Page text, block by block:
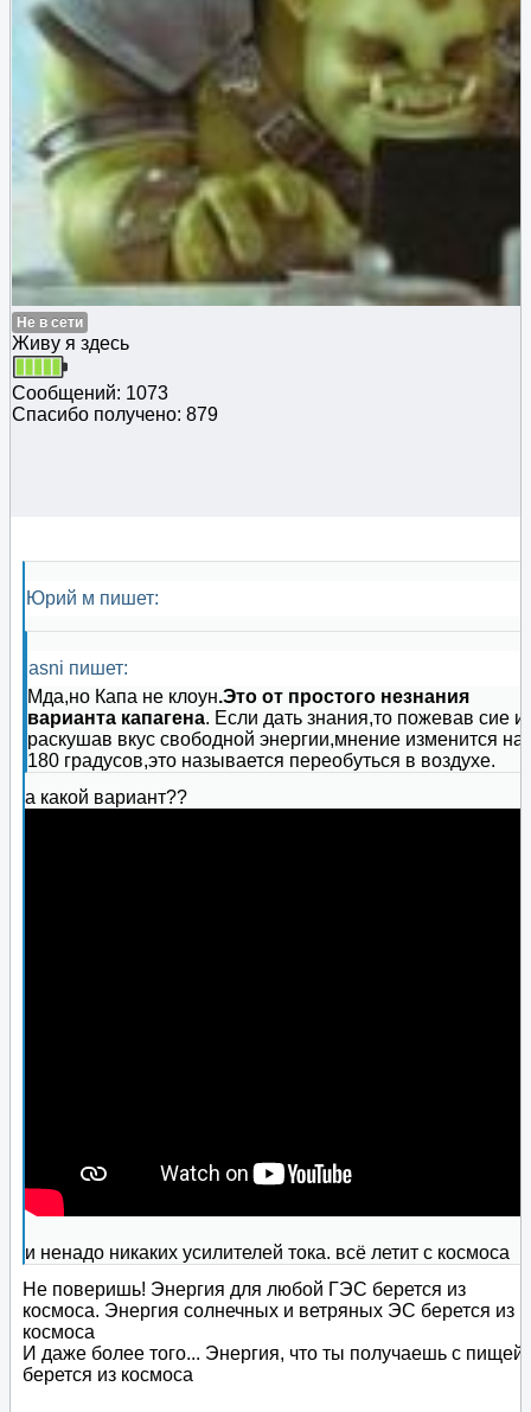
Не в сети
Живу я здесь
Сообщений: 1073
Спасибо получено: 879
Юрий м пишет:
asni пишет:
Мда,но Капа не клоун.Это от простого незнания
варианта капагена. Если дать знания,то пожевав сие и
раскушав вкус свободной энергии,мнение изменится на
180 градусов,это называется переобуться в воздухе.
а какой вариант??
и ненадо никаких усилителей тока. всё летит с космоса
Не поверишь! Энергия для любой ГЭС берется из
космоса. Энергия солнечных и ветряных ЭС берется из
космоса
И даже более того... Энергия, что ты получаешь с пищей
берется из космоса